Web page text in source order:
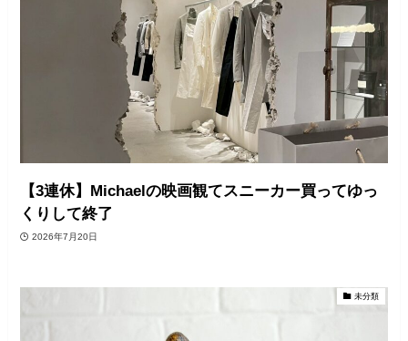
【3連休】Michaelの映画観てスニーカー買ってゆっ
くりして終了
2026年7月20日
未分類